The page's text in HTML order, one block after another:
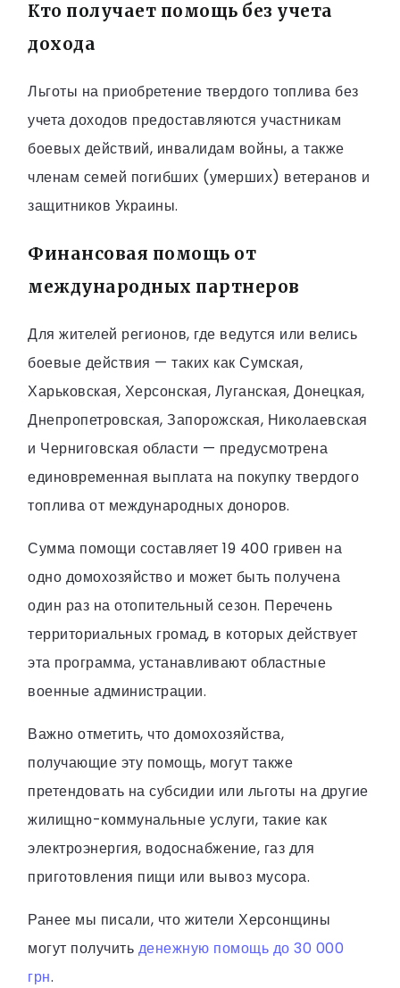
Кто получает помощь без учета
дохода
Льготы на приобретение твердого топлива без
учета доходов предоставляются участникам
боевых действий, инвалидам войны, а также
членам семей погибших (умерших) ветеранов и
защитников Украины.
Финансовая помощь от
международных партнеров
Для жителей регионов, где ведутся или велись
боевые действия — таких как Сумская,
Харьковская, Херсонская, Луганская, Донецкая,
Днепропетровская, Запорожская, Николаевская
и Черниговская области — предусмотрена
единовременная выплата на покупку твердого
топлива от международных доноров.
Сумма помощи составляет 19 400 гривен на
одно домохозяйство и может быть получена
один раз на отопительный сезон. Перечень
территориальных громад, в которых действует
эта программа, устанавливают областные
военные администрации.
Важно отметить, что домохозяйства,
получающие эту помощь, могут также
претендовать на субсидии или льготы на другие
жилищно-коммунальные услуги, такие как
электроэнергия, водоснабжение, газ для
приготовления пищи или вывоз мусора.
Ранее мы писали, что жители Херсонщины
могут получить денежную помощь до 30 000
грн.